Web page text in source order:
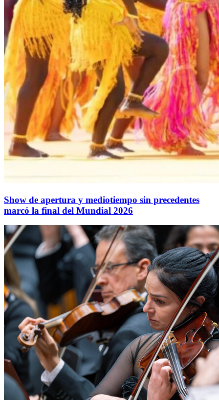
Show de apertura y mediotiempo sin precedentes
marcó la final del Mundial 2026